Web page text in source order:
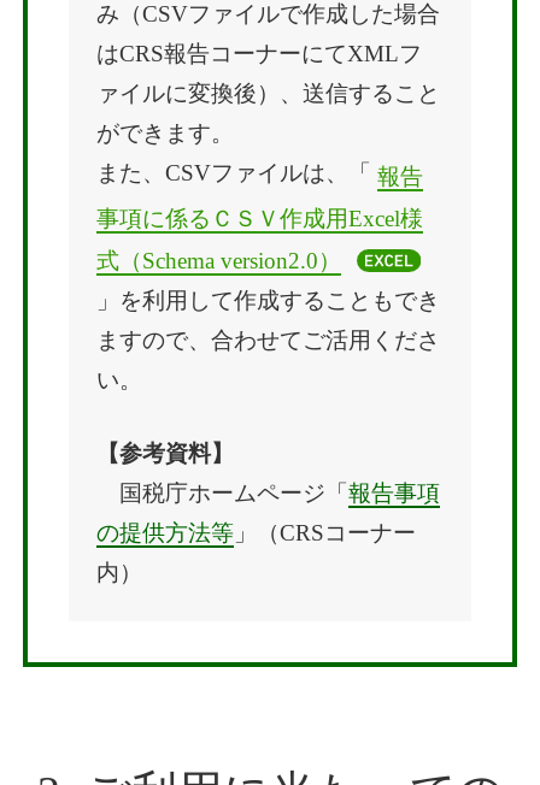
み（CSVファイルで作成した場合
はCRS報告コーナーにてXMLフ
ァイルに変換後）、送信すること
ができます。
また、CSVファイルは、「 報告
事項に係るＣＳＶ作成用Excel様
式（Schema version2.0）
」を利用して作成することもでき
ますので、合わせてご活用くださ
い。
【参考資料】
国税庁ホームページ「報告事項
の提供方法等 」（CRSコーナー
内）